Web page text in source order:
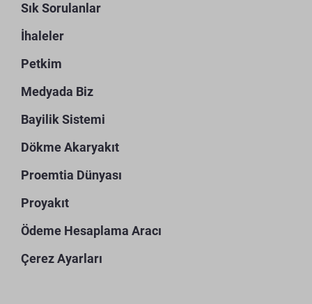
Sık Sorulanlar
İhaleler
Petkim
Medyada Biz
Bayilik Sistemi
Dökme Akaryakıt
Proemtia Dünyası
Proyakıt
Ödeme Hesaplama Aracı
Çerez Ayarları